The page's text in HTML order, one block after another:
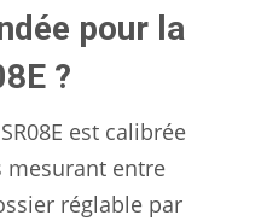
pour la
?
est calibrée
mesurant entre
réglable par